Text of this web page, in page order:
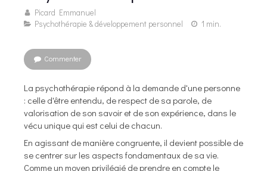
Picard Emmanuel
Psychothérapie & développement personnel
1 min.
Commenter
La psychothérapie répond à la demande d'une personne
: celle d'être entendu, de respect de sa parole, de
valorisation de son savoir et de son expérience, dans le
vécu unique qui est celui de chacun.
En agissant de manière congruente, il devient possible de
se centrer sur les aspects fondamentaux de sa vie.
Comme un moyen privilégié de prendre en compte le